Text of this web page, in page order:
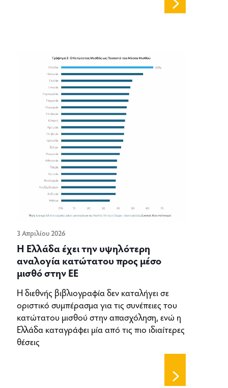
3 Απριλίου 2026
Η Ελλάδα έχει την υψηλότερη
αναλογία κατώτατου προς μέσο
μισθό στην ΕΕ
Η διεθνής βιβλιογραφία δεν καταλήγει σε
οριστικό συμπέρασμα για τις συνέπειες του
κατώτατου μισθού στην απασχόληση, ενώ η
Ελλάδα καταγράφει μία από τις πιο ιδιαίτερες
θέσεις